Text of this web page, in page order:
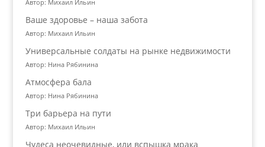
Автор: Михаил Ильин
Ваше здоровье – наша забота
Автор: Михаил Ильин
Универсальные солдаты на рынке недвижимости
Автор: Нина Рябинина
Атмосфера бала
Автор: Нина Рябинина
Три барьера на пути
Автор: Михаил Ильин
Чудеса неочевидные, или вспышка мрака